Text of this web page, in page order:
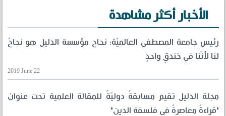
الأخبار أكثر مشاهدة
رئيس جامعة المصطفى العالميّة: نجاح مؤسسة الدليل هو نجاحٌ
لنا لأنّنا في خندقٍ واحدٍ
2019 June 22
مجلة الدليل تقيم مسابقةً دوليّةً للمقالة العلمية تحت عنوان
"قراءةٌ معاصرةٌ في فلسفة الدين"